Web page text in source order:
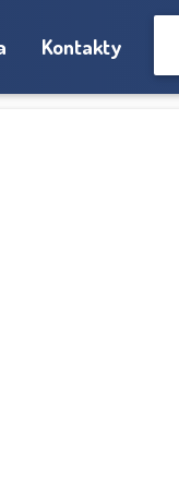
Kontakty